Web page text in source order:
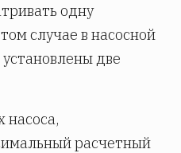
одну
случае в насосной
две
насоса,
расчетный